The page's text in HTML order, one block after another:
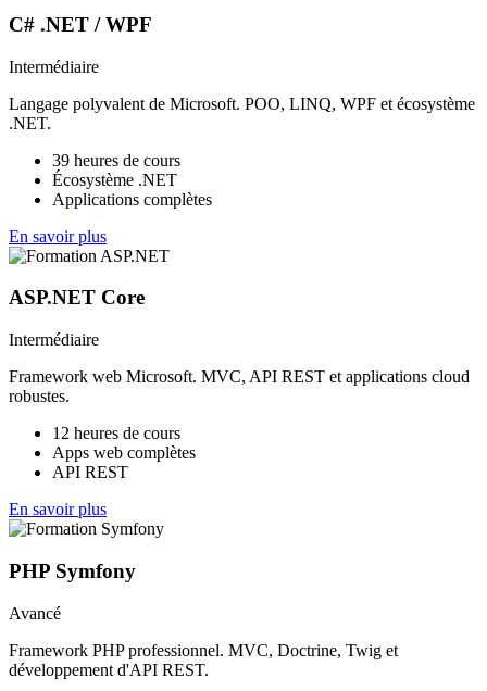
C# .NET / WPF
Intermédiaire
Langage polyvalent de Microsoft. POO, LINQ, WPF et écosystème
.NET.
39 heures de cours
Écosystème .NET
Applications complètes
En savoir plus
ASP.NET Core
Intermédiaire
Framework web Microsoft. MVC, API REST et applications cloud
robustes.
12 heures de cours
Apps web complètes
API REST
En savoir plus
PHP Symfony
Avancé
Framework PHP professionnel. MVC, Doctrine, Twig et
développement d'API REST.